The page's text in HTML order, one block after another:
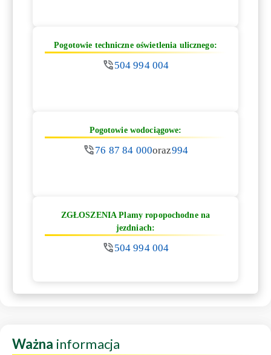
Pogotowie techniczne oświetlenia ulicznego:
504 994 004
Pogotowie wodociągowe:
76 87 84 000oraz994
ZGŁOSZENIA Plamy ropopochodne na
jezdniach:
504 994 004
Ważna informacja